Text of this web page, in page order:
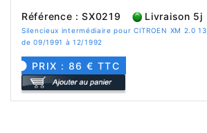
Référence : SX0219 Livraison 5j
Silencieux intermédiaire pour CITROEN XM 2.0
de 09/1991 à 12/1992
PRIX : 86 € TTC